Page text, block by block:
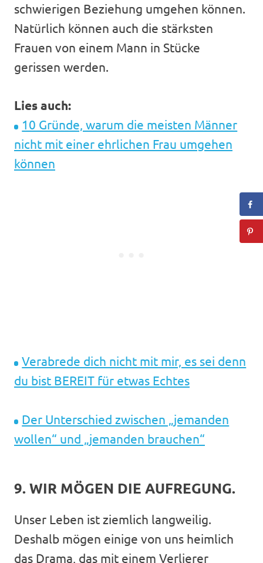
schwierigen Beziehung umgehen können.
Natürlich können auch die stärksten
Frauen von einem Mann in Stücke
gerissen werden.
Lies auch:
10 Gründe, warum die meisten Männer
nicht mit einer ehrlichen Frau umgehen
können
Verabrede dich nicht mit mir, es sei denn
du bist BEREIT für etwas Echtes
Der Unterschied zwischen „jemanden
wollen“ und „jemanden brauchen“
9. WIR MÖGEN DIE AUFREGUNG.
Unser Leben ist ziemlich langweilig.
Deshalb mögen einige von uns heimlich
das Drama, das mit einem Verlierer